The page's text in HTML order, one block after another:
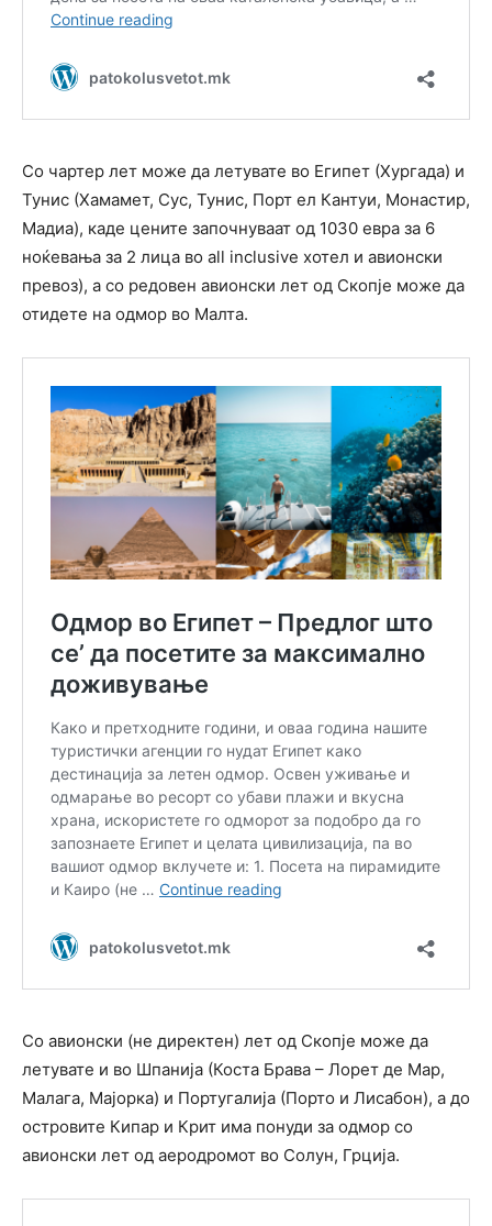
Со чартер лет може да летувате во Египет (Хургада) и
Тунис (Хамамет, Сус, Тунис, Порт ел Кантуи, Монастир,
Мадиа), каде цените започнуваат од 1030 евра за 6
ноќевања за 2 лица во all inclusive хотел и авионски
превоз), а со редовен авионски лет од Скопје може да
отидете на одмор во Малта.
Со авионски (не директен) лет од Скопје може да
летувате и во Шпанија (Коста Брава – Лорет де Мар,
Малага, Мајорка) и Португалија (Порто и Лисабон), а до
островите Кипар и Крит има понуди за одмор со
авионски лет од аеродромот во Солун, Грција.